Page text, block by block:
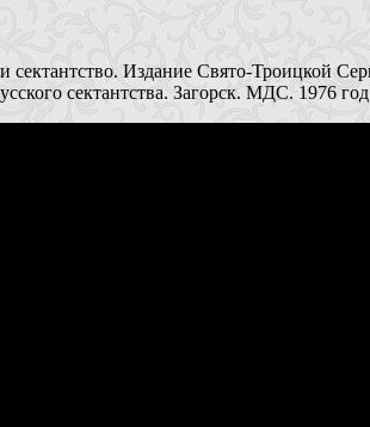
Издание Свято-Троицкой
сектантства. Загорск. МДС. 1976